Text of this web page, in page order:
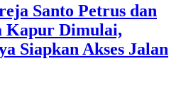
Santo Petrus dan
Kapur Dimulai,
Siapkan Akses Jalan